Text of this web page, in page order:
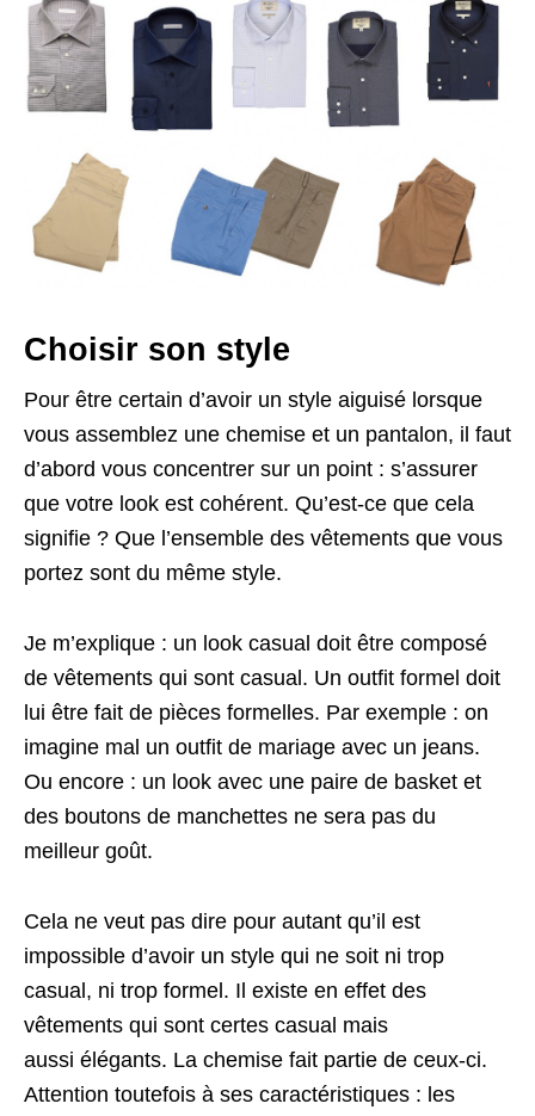
Choisir son style
Pour être certain d’avoir un style aiguisé lorsque
vous assemblez une chemise et un pantalon, il faut
d’abord vous concentrer sur un point : s’assurer
que votre look est cohérent. Qu’est-ce que cela
signifie ? Que l’ensemble des vêtements que vous
portez sont du même style.
Je m’explique : un look casual doit être composé
de vêtements qui sont casual. Un outfit formel doit
lui être fait de pièces formelles. Par exemple : on
imagine mal un outfit de mariage avec un jeans.
Ou encore : un look avec une paire de basket et
des boutons de manchettes ne sera pas du
meilleur goût.
Cela ne veut pas dire pour autant qu’il est
impossible d’avoir un style qui ne soit ni trop
casual, ni trop formel. Il existe en effet des
vêtements qui sont certes casual mais
aussi élégants. La chemise fait partie de ceux-ci.
Attention toutefois à ses caractéristiques : les